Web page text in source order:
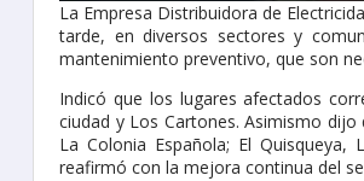
La Empresa Distribuidora de
tarde, en diversos sectores y
mantenimiento preventivo, que son
Indicó que los lugares afectados
ciudad y Los Cartones. Asimismo
La Colonia Española; El
reafirmó con la mejora continua del